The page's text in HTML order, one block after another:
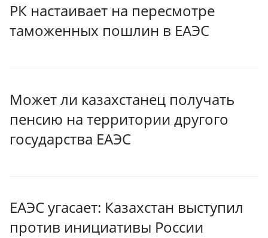
РК настаивает на пересмотре
таможенных пошлин в ЕАЭС
Может ли казахстанец получать
пенсию на территории другого
государства ЕАЭС
ЕАЭС угасает: Казахстан выступил
против инициативы России